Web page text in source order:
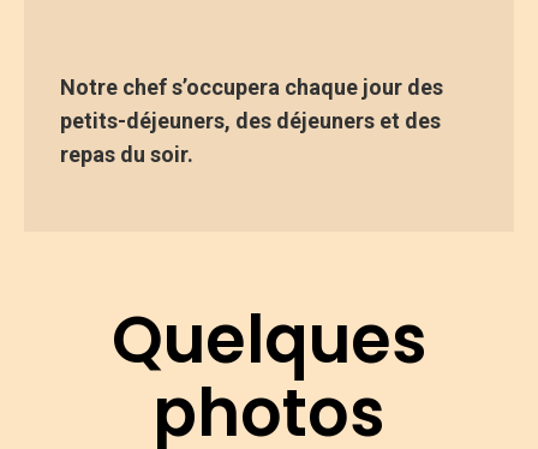
Notre chef s’occupera chaque jour des
petits-déjeuners, des déjeuners et des
repas du soir.
Quelques
photos